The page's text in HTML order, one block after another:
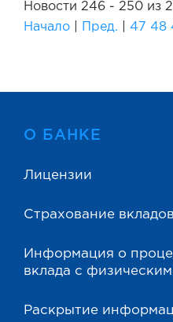
Новости 246 - 250 из
Начало
Пред. 47 48
О БАНКЕ
Лицензии
Страхование вкладов
Информация о
вклада с
Раскрытие